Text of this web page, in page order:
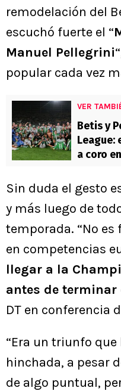
remodelación del
escuchó fuerte el “
Manuel Pellegrini
popular cada vez
VER
Betis y
League:
a coro
Sin duda el gesto
y más luego de
temporada. “No es
en competencias
llegar a la
antes de terminar
DT en conferencia
“Era un triunfo
hinchada, a pesar
de algo puntual,